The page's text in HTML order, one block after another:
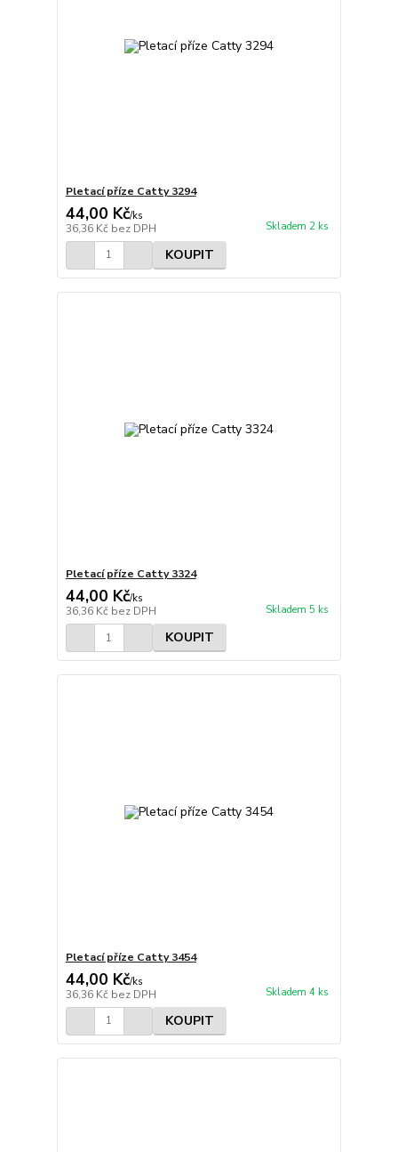
Pletací příze Catty 3294
44,00 Kč/ks
36,36 Kč bez DPH Skladem 2 ks
KOUPIT
Pletací příze Catty 3324
44,00 Kč/ks
36,36 Kč bez DPH Skladem 5 ks
KOUPIT
Pletací příze Catty 3454
44,00 Kč/ks
36,36 Kč bez DPH Skladem 4 ks
KOUPIT